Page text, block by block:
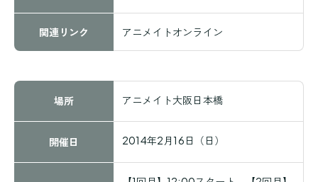
関連リンク アニメイトオンライン
場所 アニメイト大阪日本橋
開催日 2014年2月16日（日）